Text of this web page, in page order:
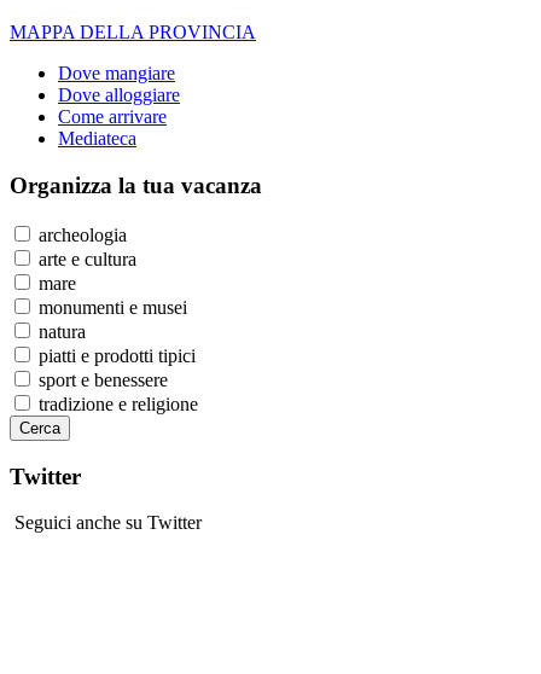
MAPPA DELLA PROVINCIA
Dove mangiare
Dove alloggiare
Come arrivare
Mediateca
Organizza la tua vacanza
archeologia
arte e cultura
mare
monumenti e musei
natura
piatti e prodotti tipici
sport e benessere
tradizione e religione
Twitter
Seguici anche su Twitter